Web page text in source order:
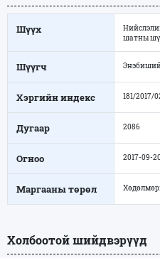
Шүүх
шатны
Шүүгч
Хэргийн индекс 181/2017/
Дугаар 2086
Огноо 2017-09-
Маргааны төрөл
Холбоотой шийдвэрүүд